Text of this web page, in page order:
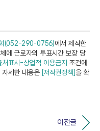
회(052-290-0756)에서 제작한
에 근로자의 투표시간 보장 당
처표시-상업적 이용금지 조건에
세한 내용은 [저작권정책]을 확
이전글